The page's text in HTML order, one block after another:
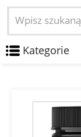
Kategorie